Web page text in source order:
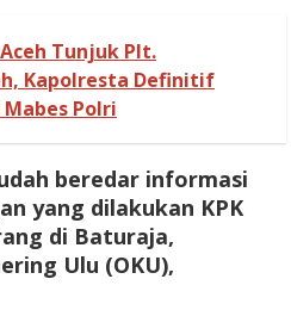
Tunjuk Plt.
Kapolresta Definitif
Polri
beredar informasi
yang dilakukan KPK
di Baturaja,
Ulu (OKU),